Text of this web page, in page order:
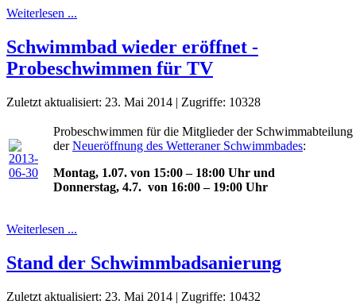
Weiterlesen ...
Schwimmbad wieder eröffnet -
Probeschwimmen für TV
Zuletzt aktualisiert: 23. Mai 2014 | Zugriffe: 10328
Probeschwimmen für die Mitglieder der Schwimmabteilung
derNeueröffnung des Wetteraner Schwimmbades:
Montag, 1.07. von 15:00 – 18:00 Uhr und
Donnerstag, 4.7. von 16:00 – 19:00 Uhr
Weiterlesen ...
Stand der Schwimmbadsanierung
Zuletzt aktualisiert: 23. Mai 2014 | Zugriffe: 10432